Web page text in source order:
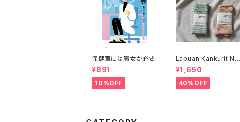
保健室には魔女が必要
¥891
10%OFF
Lapuan Kankurit NY
YTTI ハンドタオル
¥1,650
40%OFF